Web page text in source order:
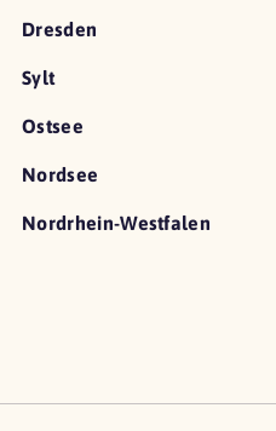
Dresden
Sylt
Ostsee
Nordsee
Nordrhein-Westfalen